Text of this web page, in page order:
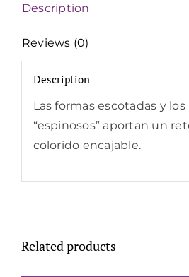
Description
Reviews (0)
Description
Las formas escotadas y
“espinosos” aportan un
colorido encajable.
Related products